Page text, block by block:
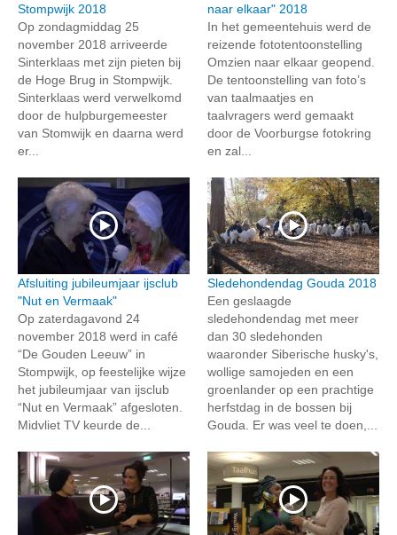
Stompwijk 2018
Op zondagmiddag 25
november 2018 arriveerde
Sinterklaas met zijn pieten bij
de Hoge Brug in Stompwijk.
Sinterklaas werd verwelkomd
door de hulpburgemeester
van Stomwijk en daarna werd
er...
naar elkaar" 2018
In het gemeentehuis werd de
reizende fototentoonstelling
Omzien naar elkaar geopend.
De tentoonstelling van foto’s
van taalmaatjes en
taalvragers werd gemaakt
door de Voorburgse fotokring
en zal...
Afsluiting jubileumjaar ijsclub
"Nut en Vermaak"
Op zaterdagavond 24
november 2018 werd in café
“De Gouden Leeuw” in
Stompwijk, op feestelijke wijze
het jubileumjaar van ijsclub
“Nut en Vermaak” afgesloten.
Midvliet TV keurde de...
Sledehondendag Gouda 2018
Een geslaagde
sledehondendag met meer
dan 30 sledehonden
waaronder Siberische husky's,
wollige samojeden en een
groenlander op een prachtige
herfstdag in de bossen bij
Gouda. Er was veel te doen,...